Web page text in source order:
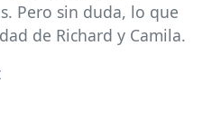
Pero sin duda, lo que
de Richard y Camila.